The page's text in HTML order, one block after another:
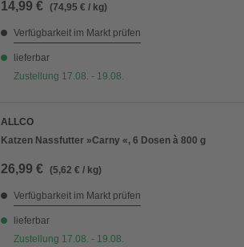
14,99 € (74,95 € / kg)
Verfügbarkeit im Markt prüfen
lieferbar
Zustellung 17.08. - 19.08.
ALLCO
Katzen Nassfutter »Carny «, 6 Dosen à 800 g
26,99 € (5,62 € / kg)
Verfügbarkeit im Markt prüfen
lieferbar
Zustellung 17.08. - 19.08.